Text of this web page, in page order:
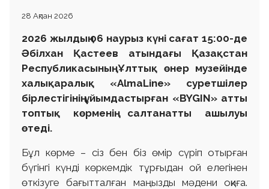
28 Ақпан 2026
2026 жылдың 06 наурыз күні сағат 15:00-де
Әбілхан Қастеев атындағы Қазақстан
Республикасының Ұлттық өнер музейінде
халықаралық «AlmaLine» суретшілер
бірлестігінің ұйымдастырған «BYGIN» атты
топтық көрменің салтанатты ашылуы
өтеді.
Бұл көрме – сіз бен біз өмір сүріп отырған
бүгінгі күнді көркемдік тұрғыдан ой елегінен
өткізуге бағытталған маңызды мәдени оқиға.